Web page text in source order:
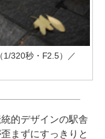
320秒・F2.5）／
的デザインの駅舎
まずにすっきりと